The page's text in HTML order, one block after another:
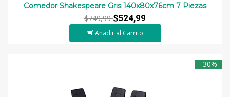
Comedor Shakespeare Gris 140x80x76cm 7 Piezas
$749,99$524,99
Añadir al Carrito
-30%